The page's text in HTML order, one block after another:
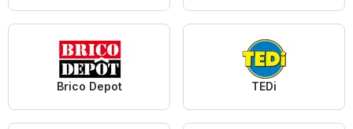
Brico Depot TEDi